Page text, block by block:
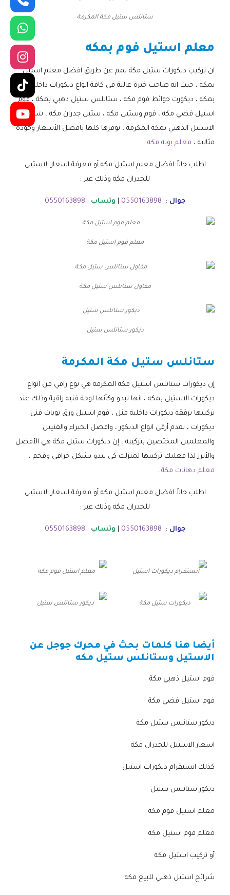
ستانلس ستيل مكة المكرمة
معلم استيل فوم بمكه
ان تركيب ديكورات ستيل مكة تمم عن طريق افضل معلم استيل
بمكه ، حيث انه صاحب خبرة عالية في كافة انواع ديكورات داخلية
بمكة ، ديكورت حوائط فوم مكه ، ستانلس ستيل ذهبي بمكة ، فوم
استيل فضي مكه ، فوم وستيل مكه ، ستيل جدران مكه ، شرائح
الاستيل الذهبي بمكة المكرمة ، نوفرها كلها بافضل الأسعار وجودة
مثالية ، معلم بويه مكه .
اطلب حالاً افضل معلم استيل مكه أو معرفة اسعار الاستيل
للجدران مكه وذلك عبر :
جوال :
0550163898 وتساب :
0550163898
معلم فوم استيل مكة
مقاول ستانلس ستيل مكة
ديكور ستانلس ستيل
ستانلس ستيل مكة المكرمة
إن ديكورات ستانلس استيل مكه المكرمة هي نوع راقي من انواع
ديكورات الاستيل بمكه ، انها تبدو وكأنها لوحة فنيه راقية وذلك عند
تركيبها برفقة ديكورات داخلية مثل ، فوم استيل ورق بويات فني
ديكورات ، نقدم أرقى انواع الديكور ، وافضل الخبراء والفنيين
والمعلمين المختصين بتركيبه ، إن ديكورات ستيل مكة هي الأفضل
والأبرز لذا فعليك تركيبها لمنزلك كي يبدو بشكل خرافي وفخم ،
معلم دهانات مكة .
اطلب حالاً افضل معلم استيل مكه أو معرفة اسعار الاستيل
للجدران مكه وذلك عبر :
جوال :
0550163898 وتساب :
0550163898
انستقرام ديكورات استيل معلم استيل فوم مكه
ديكورات ستيل مكة ديكور ستانلس ستيل
أيضا هنا كلمات بحث في محرك جوجل عن
الاستيل وستانلس ستيل مكه
فوم استيل ذهبي مكة
فوم استيل فضي مكة
ديكور ستانلس ستيل مكة
اسعار الاستيل للجدران مكة
كذلك انستقرام ديكورات استيل
ديكور ستانلس ستيل
معلم استيل فوم مكه
معلم فوم استيل مكة
أو تركيب استيل مكة
شرائح استيل ذهبي للبيع مكة